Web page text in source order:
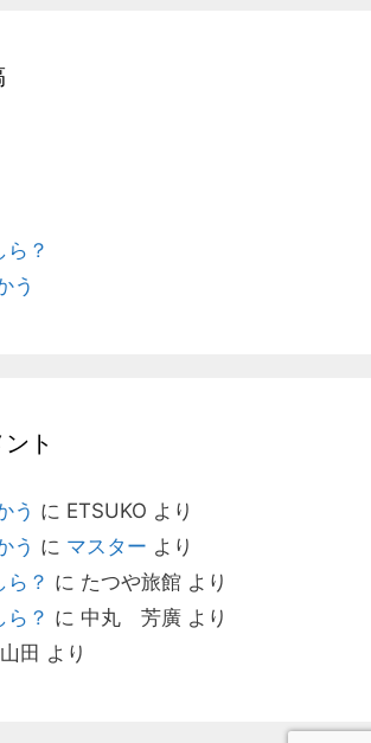
ら？
う
ト
う に ETSUKO より
う に マスター より
ら？ に たつや旅館 より
ら？ に 中丸 芳廣 より
山田 より